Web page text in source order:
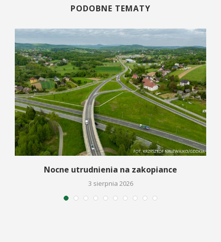
PODOBNE TEMATY
Nocne utrudnienia na zakopiance
3 sierpnia 2026